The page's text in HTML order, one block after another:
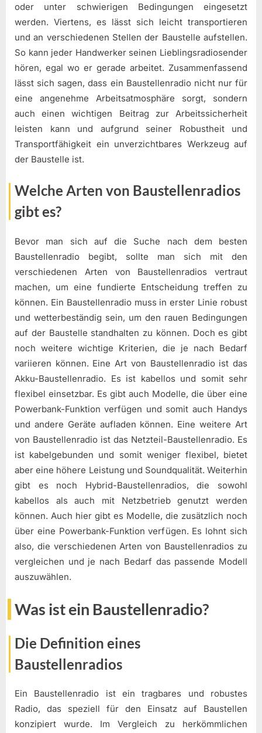
oder unter schwierigen Bedingungen eingesetzt
werden. Viertens, es lässt sich leicht transportieren
und an verschiedenen Stellen der Baustelle aufstellen.
So kann jeder Handwerker seinen Lieblingsradiosender
hören, egal wo er gerade arbeitet. Zusammenfassend
lässt sich sagen, dass ein Baustellenradio nicht nur für
eine angenehme Arbeitsatmosphäre sorgt, sondern
auch einen wichtigen Beitrag zur Arbeitssicherheit
leisten kann und aufgrund seiner Robustheit und
Transportfähigkeit ein unverzichtbares Werkzeug auf
der Baustelle ist.
Welche Arten von Baustellenradios
gibt es?
Bevor man sich auf die Suche nach dem besten
Baustellenradio begibt, sollte man sich mit den
verschiedenen Arten von Baustellenradios vertraut
machen, um eine fundierte Entscheidung treffen zu
können. Ein Baustellenradio muss in erster Linie robust
und wetterbeständig sein, um den rauen Bedingungen
auf der Baustelle standhalten zu können. Doch es gibt
noch weitere wichtige Kriterien, die je nach Bedarf
variieren können. Eine Art von Baustellenradio ist das
Akku-Baustellenradio. Es ist kabellos und somit sehr
flexibel einsetzbar. Es gibt auch Modelle, die über eine
Powerbank-Funktion verfügen und somit auch Handys
und andere Geräte aufladen können. Eine weitere Art
von Baustellenradio ist das Netzteil-Baustellenradio. Es
ist kabelgebunden und somit weniger flexibel, bietet
aber eine höhere Leistung und Soundqualität. Weiterhin
gibt es noch Hybrid-Baustellenradios, die sowohl
kabellos als auch mit Netzbetrieb genutzt werden
können. Auch hier gibt es Modelle, die zusätzlich noch
über eine Powerbank-Funktion verfügen. Es lohnt sich
also, die verschiedenen Arten von Baustellenradios zu
vergleichen und je nach Bedarf das passende Modell
auszuwählen.
Was ist ein Baustellenradio?
Die Definition eines
Baustellenradios
Ein Baustellenradio ist ein tragbares und robustes
Radio, das speziell für den Einsatz auf Baustellen
konzipiert wurde. Im Vergleich zu herkömmlichen